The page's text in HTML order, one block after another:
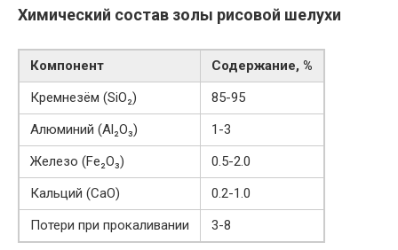
Химический состав золы рисовой шелухи
Компонент
Содержание, %
Кремнезём (SiO₂)
85-95
Алюминий (Al₂O₃)
1-3
Железо (Fe₂O₃)
0.5-2.0
Кальций (CaO)
0.2-1.0
Потери при прокаливании
3-8